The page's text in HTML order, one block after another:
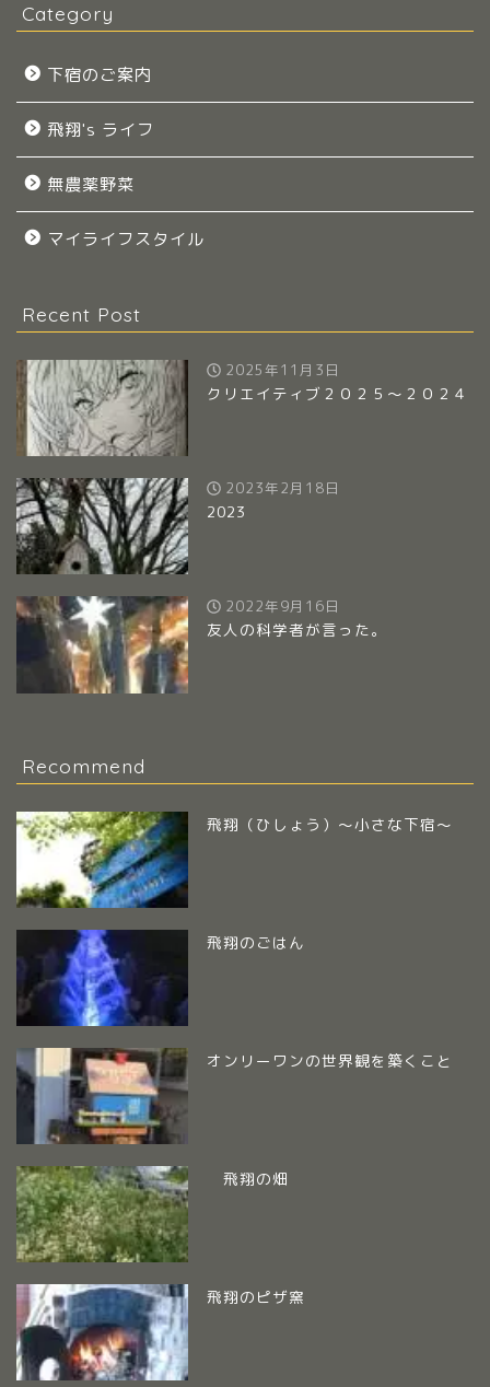
Category
下宿のご案内
飛翔's ライフ
無農薬野菜
マイライフスタイル
Recent Post
2025年11月3日
クリエイティブ２０２５～２０２４
2023年2月18日
2023
2022年9月16日
友人の科学者が言った。
Recommend
飛翔（ひしょう）～小さな下宿～
飛翔のごはん
オンリーワンの世界観を築くこと
飛翔の畑
飛翔のピザ窯